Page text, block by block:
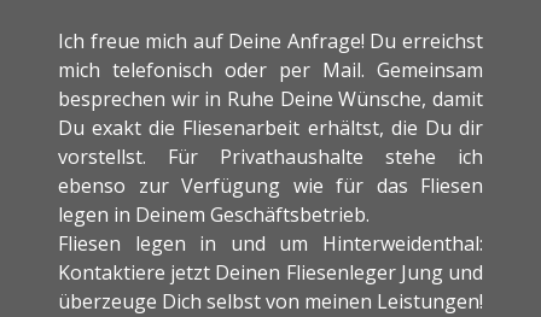
Ich freue mich auf Deine Anfrage! Du erreichst
mich telefonisch oder per Mail. Gemeinsam
besprechen wir in Ruhe Deine Wünsche, damit
Du exakt die Fliesenarbeit erhältst, die Du dir
vorstellst. Für Privathaushalte stehe ich
ebenso zur Verfügung wie für das Fliesen
legen in Deinem Geschäftsbetrieb.
Fliesen legen in und um Hinterweidenthal:
Kontaktiere jetzt Deinen Fliesenleger Jung und
überzeuge Dich selbst von meinen Leistungen!